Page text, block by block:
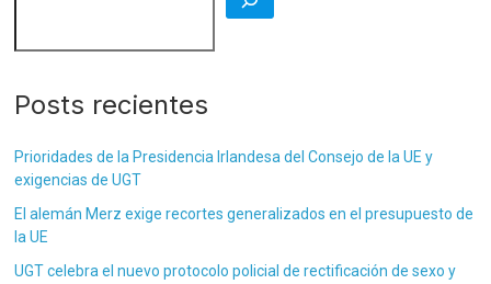
Posts recientes
Prioridades de la Presidencia Irlandesa del Consejo de la UE y
exigencias de UGT
El alemán Merz exige recortes generalizados en el presupuesto de
la UE
UGT celebra el nuevo protocolo policial de rectificación de sexo y